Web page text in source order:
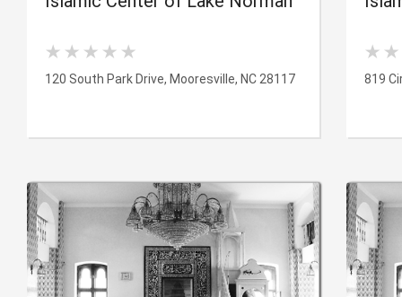
120 South Park Drive, Mooresville, NC 28117 819